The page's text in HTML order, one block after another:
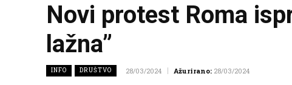
Novi protest Roma
lažna”
INFO DRUŠTVO 28/03/2024 Ažurirano: 28/03/2024